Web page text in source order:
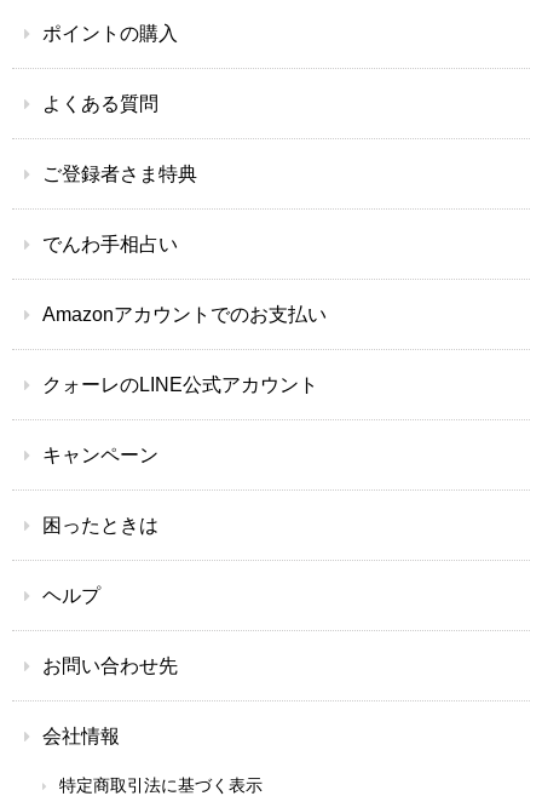
ポイントの購入
よくある質問
ご登録者さま特典
でんわ手相占い
Amazonアカウントでのお支払い
クォーレのLINE公式アカウント
キャンペーン
困ったときは
ヘルプ
お問い合わせ先
会社情報
特定商取引法に基づく表示